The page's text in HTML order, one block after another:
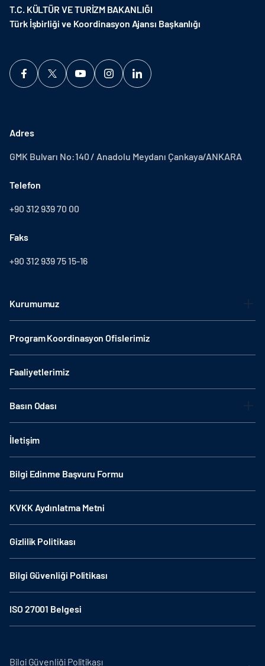
T.C. KÜLTÜR VE TURİZM BAKANLIĞI
Türk İşbirliği ve Koordinasyon Ajansı Başkanlığı
Adres
GMK Bulvarı No:140 / Anadolu Meydanı Çankaya/ANKARA
Telefon
+90 312 939 70 00
Faks
+90 312 939 75 15-16
Kurumumuz
Program Koordinasyon Ofislerimiz
Faaliyetlerimiz
Basın Odası
İletişim
Bilgi Edinme Başvuru Formu
KVKK Aydınlatma Metni
Gizlilik Politikası
Bilgi Güvenliği Politikası
ISO 27001 Belgesi
Bilgi Güvenliği Politikası